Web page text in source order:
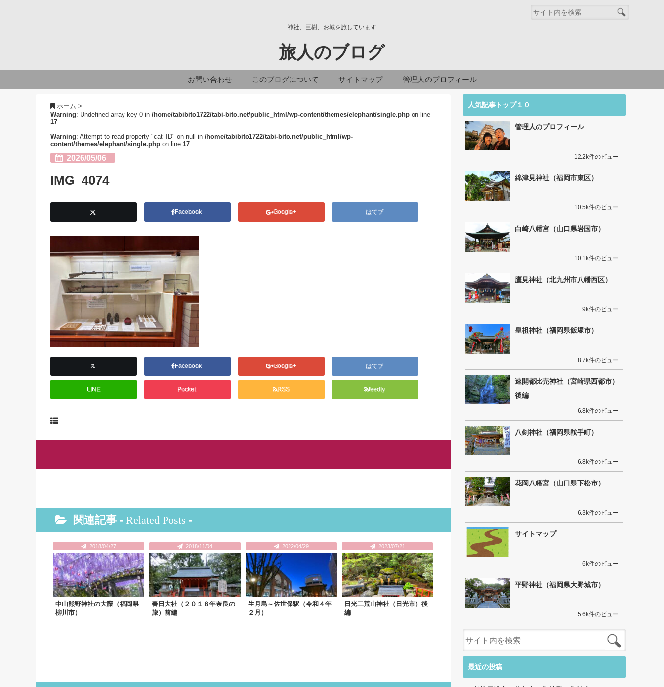
神社、巨樹、お城を旅しています
旅人のブログ
お問い合わせ このブログについて サイトマップ 管理人のプロフィール
ホーム >
Warning: Undefined array key 0 in /home/tabibito1722/tabi-bito.net/public_html/wp-content/themes/elephant/single.php on line
17
Warning: Attempt to read property "cat_ID" on null in /home/tabibito1722/tabi-bito.net/public_html/wp-
content/themes/elephant/single.php on line 17
2026/05/06
IMG_4074
Facebook Google+ はてブ
Facebook Google+ はてブ
LINE Pocket RSS feedly
関連記事 - Related Posts -
2018/04/27
中山熊野神社の大藤（福岡県
柳川市）
2018/11/04
春日大社（２０１８年奈良の
旅）前編
2022/04/29
生月島～佐世保駅（令和４年
２月）
2023/07/21
日光二荒山神社（日光市）後
編
人気記事トップ１０
管理人のプロフィール
12.2k件のビュー
綿津見神社（福岡市東区）
10.5k件のビュー
白崎八幡宮（山口県岩国市）
10.1k件のビュー
鷹見神社（北九州市八幡西区）
9k件のビュー
皇祖神社（福岡県飯塚市）
8.7k件のビュー
速開都比売神社（宮崎県西都市）
後編
6.8k件のビュー
八剣神社（福岡県鞍手町）
6.8k件のビュー
花岡八幡宮（山口県下松市）
6.3k件のビュー
サイトマップ
6k件のビュー
平野神社（福岡県大野城市）
5.6k件のビュー
最近の投稿